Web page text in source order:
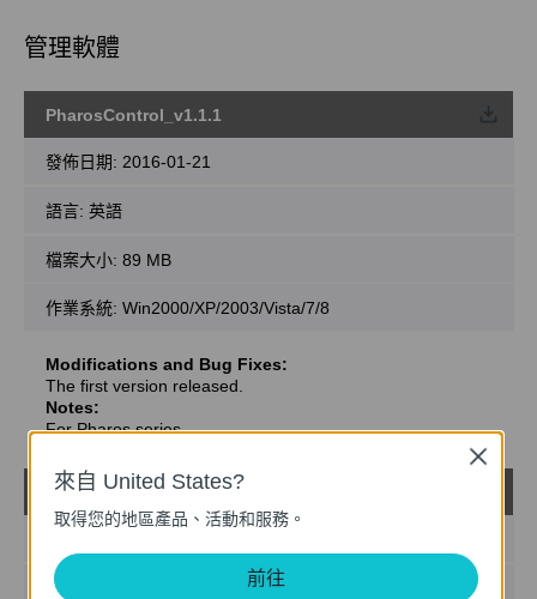
管理軟體
PharosControl_v1.1.1
發佈日期: 2016-01-21
語言: 英語
檔案大小: 89 MB
作業系統: Win2000/XP/2003/Vista/7/8
Modifications and Bug Fixes:
The first version released.
Notes:
For Pharos series
PharosControl_v1.0.7
語言:
來自 United States?
取得您的地區產品、活動和服務。
前往
Close